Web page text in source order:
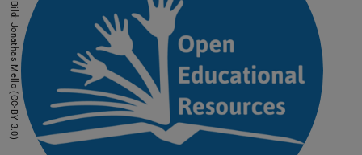
Bild: Jonathas Mello (CC-BY 3.0)